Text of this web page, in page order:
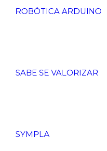
ROBÓTICA ARDUINO
SABE SE VALORIZAR
SYMPLA